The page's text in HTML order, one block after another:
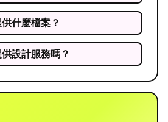
什麼檔案？
設計服務嗎？